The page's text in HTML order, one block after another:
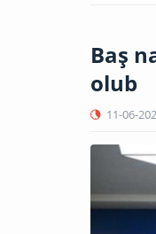
Baş
olub
11-06-